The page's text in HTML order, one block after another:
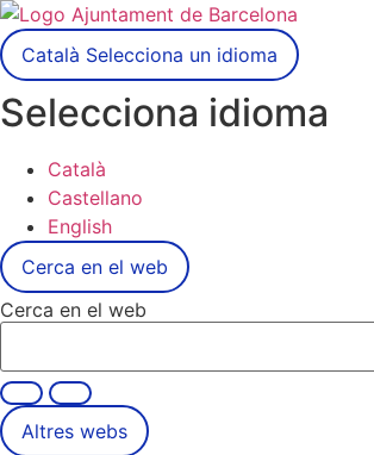
Català Selecciona un idioma
Selecciona idioma
Català
Castellano
English
Cerca en el web
Cerca en el web
Altres webs